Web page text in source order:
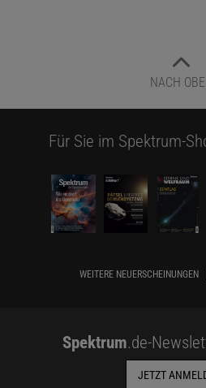
NACH
Für Sie im Spektrum-
WEITERE NEUERSCHEINUNGEN
Spektrum.de-
JETZT